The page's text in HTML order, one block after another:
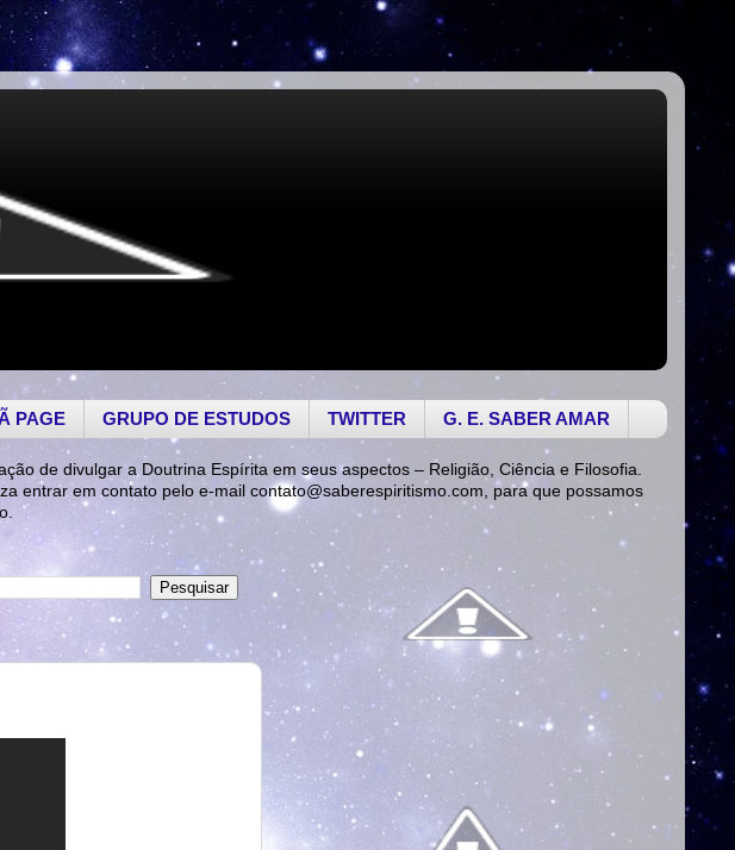
PAGE GRUPO DE ESTUDOS TWITTER G. E. SABER AMAR
de divulgar a Doutrina Espírita em seus aspectos – Religião, Ciência e Filosofia.
entrar em contato pelo e-mail contato@saberespiritismo.com , para que possamos